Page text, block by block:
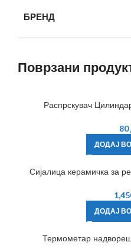
БРЕНД
Поврзани
Распрскувач
80
ДОДАЈ
Сијалица керамичка за
ДОДАЈ
Термометар